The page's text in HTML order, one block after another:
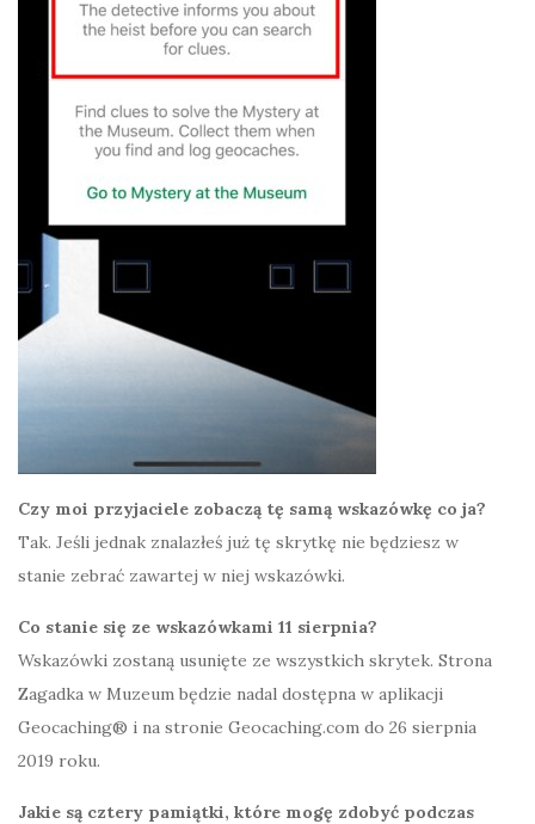
Czy moi przyjaciele zobaczą tę samą wskazówkę co ja?
Tak. Jeśli jednak znalazłeś już tę skrytkę nie będziesz w
stanie zebrać zawartej w niej wskazówki.
Co stanie się ze wskazówkami 11 sierpnia?
Wskazówki zostaną usunięte ze wszystkich skrytek. Strona
Zagadka w Muzeum będzie nadal dostępna w aplikacji
Geocaching® i na stronie Geocaching.com do 26 sierpnia
2019 roku.
Jakie są cztery pamiątki, które mogę zdobyć podczas